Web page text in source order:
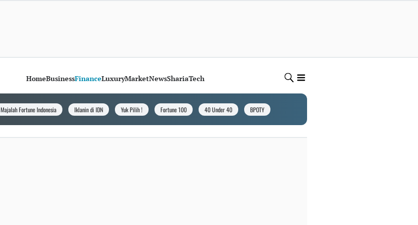
HomeBusinessFinanceLuxuryMarketNewsShariaTech
Majalah Fortune Indonesia Iklanin di IDN Yuk Pilih ! Fortune 100 40 Under 40 BPOTY